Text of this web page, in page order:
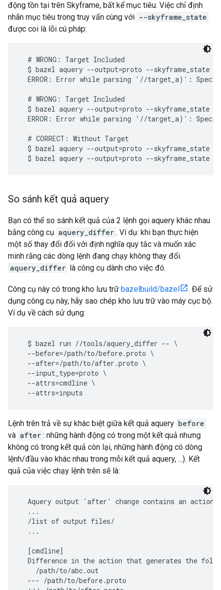
động tồn tại trên Skyframe, bất kể mục tiêu. Việc chỉ định
nhãn mục tiêu trong truy vấn cùng với --skyframe_state
được coi là lỗi cú pháp:
  # WRONG: Target Included
$ bazel aquery --output=proto --skyframe_state
ERROR: Error while parsing '//target_a)':
  # WRONG: Target Included
$ bazel aquery --output=proto --skyframe_state
ERROR: Error while parsing '//target_a)':
  # CORRECT: Without Target
  $ bazel aquery --output=proto --skyframe_state
So sánh kết quả aquery
Bạn có thể so sánh kết quả của 2 lệnh gọi aquery khác nhau
bằng công cụ aquery_differ . Ví dụ: khi bạn thực hiện
một số thay đổi đối với định nghĩa quy tắc và muốn xác
minh rằng các dòng lệnh đang chạy không thay đổi.
aquery_differ là công cụ dành cho việc đó.
Công cụ này có trong kho lưu trữ bazelbuild/bazel
. Để sử
dụng công cụ này, hãy sao chép kho lưu trữ vào máy cục bộ.
Ví dụ về cách sử dụng:
  $ bazel run //tools/aquery_differ -- \
  --before=/path/to/before.proto \
  --after=/path/to/after.proto \
  --input_type=proto \
  --attrs=cmdline \
Lệnh trên trả về sự khác biệt giữa kết quả aquery before
và after : những hành động có trong một kết quả nhưng
không có trong kết quả còn lại, những hành động có dòng
lệnh/đầu vào khác nhau trong mỗi kết quả aquery, ...). Kết
quả của việc chạy lệnh trên sẽ là:
Aquery output 'after' change contains an action
  ...
  /list of output files/
  ...
  [cmdline]
Difference in the action that generates the
    /path/to/abc.out
  --- /path/to/before.proto